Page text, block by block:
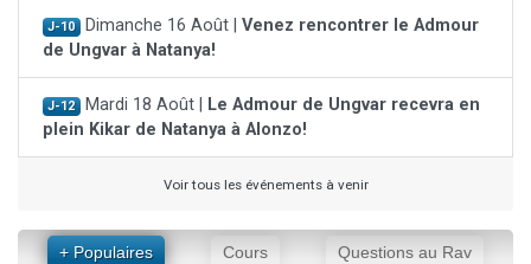
J-10 Dimanche 16 Août | Venez rencontrer le Admour
de Ungvar à Natanya!
J-12 Mardi 18 Août |
Le Admour de Ungvar recevra en
plein Kikar de Natanya à Alonzo!
Voir tous les événements à venir
+ Populaires Cours Questions au Rav